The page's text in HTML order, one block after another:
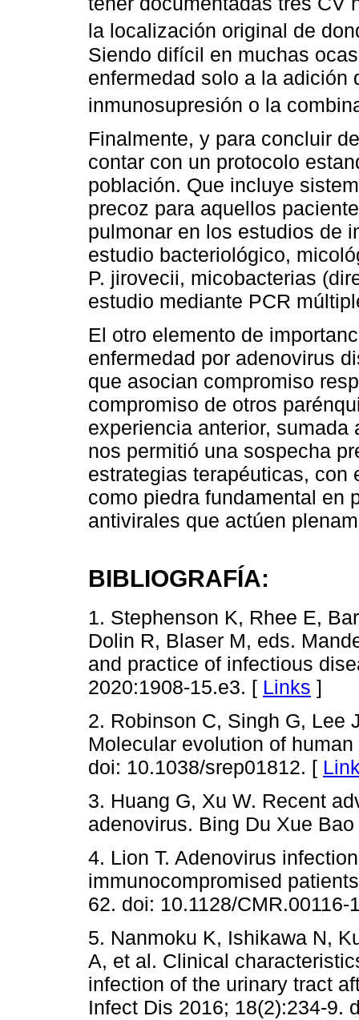
la localización original de
Siendo difícil en muchas
enfermedad solo a la adición
inmunosupresión o la
Finalmente, y para concluir
contar con un protocolo
población. Que incluye
precoz para aquellos
pulmonar en los estudios de
estudio bacteriológico,
P. jirovecii, micobacterias
estudio mediante PCR
El otro elemento de
enfermedad por adenovirus
que asocian compromiso
compromiso de otros
experiencia anterior,
nos permitió una sospecha
estrategias terapéuticas, con
como piedra fundamental en
antivirales que actúen
BIBLIOGRAFÍA:
1. Stephenson K, Rhee E,
Dolin R, Blaser M, eds.
and practice of infectious
2020:1908-15.e3. [ Links ]
2. Robinson C, Singh G, Lee
Molecular evolution of
doi: 10.1038/srep01812. [
3. Huang G, Xu W. Recent
adenovirus. Bing Du Xue
4. Lion T. Adenovirus
immunocompromised
62. doi: 10.1128/
5. Nanmoku K, Ishikawa N,
A, et al. Clinical
infection of the urinary tract
Infect Dis 2016; 18(2):234-9.